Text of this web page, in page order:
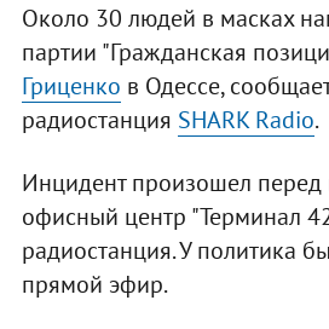
Около 30 людей в масках
партии "Гражданская
Гриценко в Одессе,
радиостанция SHARK Radio.
Инцидент произошел перед
офисный центр "Терминал
радиостанция. У политика
прямой эфир.